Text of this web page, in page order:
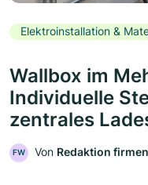
Elektroinstallation &
Wallbox im
Individuelle
zentrales
FW Von Redaktion